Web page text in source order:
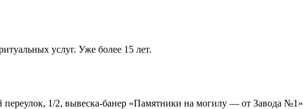
услуг. Уже более 15 лет.
1/2, вывеска-банер «Памятники на могилу — от Завода №1»